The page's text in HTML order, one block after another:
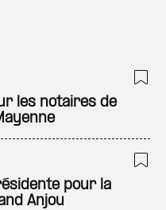
les notaires de
pour la
Anjou